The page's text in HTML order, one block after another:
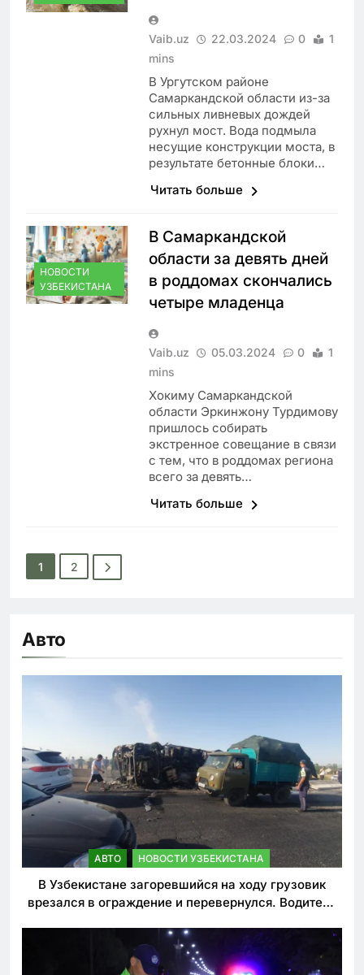
Vaib.uz 22.03.2024 0
1
mins
В Ургутском районе
Самаркандской области из-за
сильных ливневых дождей
рухнул мост. Вода подмыла
несущие конструкции моста, в
результате бетонные блоки…
Читать больше
НОВОСТИ
УЗБЕКИСТАНА
В Самаркандской
области за девять дней
в роддомах скончались
четыре младенца
Vaib.uz 05.03.2024 0
1
mins
Хокиму Самаркандской
области Эркинжону Турдимову
пришлось собирать
экстренное совещание в связи
с тем, что в роддомах региона
всего за девять…
Читать больше
1 2
Авто
АВТО НОВОСТИ УЗБЕКИСТАНА
В Узбекистане загоревшийся на ходу грузовик
врезался в ограждение и перевернулся. Водитель